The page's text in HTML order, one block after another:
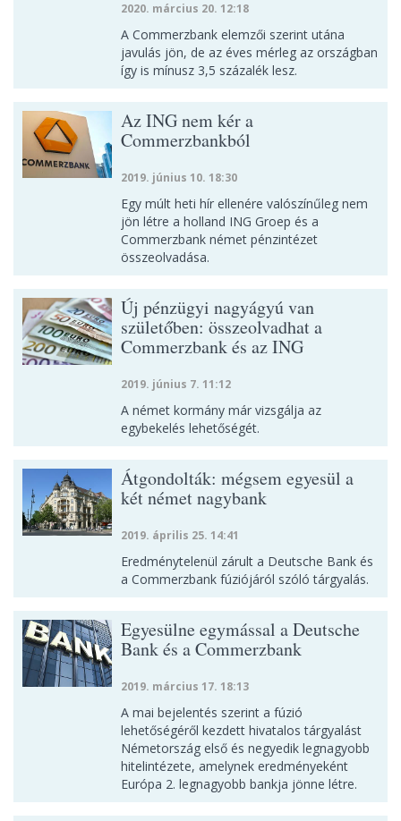
2020. március 20. 12:18
A Commerzbank elemzői szerint utána
javulás jön, de az éves mérleg az országban
így is mínusz 3,5 százalék lesz.
Az ING nem kér a
Commerzbankból
2019. június 10. 18:30
Egy múlt heti hír ellenére valószínűleg nem
jön létre a holland ING Groep és a
Commerzbank német pénzintézet
összeolvadása.
Új pénzügyi nagyágyú van
születőben: összeolvadhat a
Commerzbank és az ING
2019. június 7. 11:12
A német kormány már vizsgálja az
egybekelés lehetőségét.
Átgondolták: mégsem egyesül a
két német nagybank
2019. április 25. 14:41
Eredménytelenül zárult a Deutsche Bank és
a Commerzbank fúziójáról szóló tárgyalás.
Egyesülne egymással a Deutsche
Bank és a Commerzbank
2019. március 17. 18:13
A mai bejelentés szerint a fúzió
lehetőségéről kezdett hivatalos tárgyalást
Németország első és negyedik legnagyobb
hitelintézete, amelynek eredményeként
Európa 2. legnagyobb bankja jönne létre.